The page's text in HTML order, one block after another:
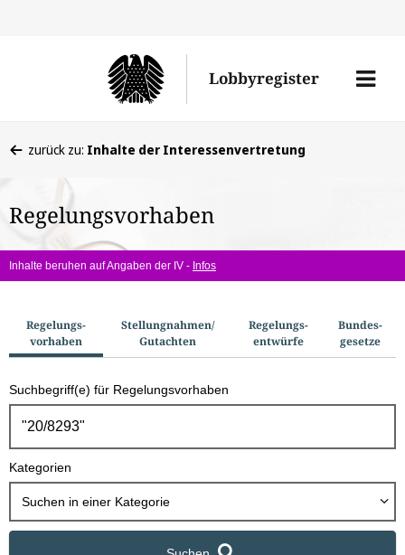
den
Lobbyregister
Menü
befinden
hier:
zurück zu: Inhalte der Interessenvertretung
Regelungsvorhaben
Inhalte beruhen auf Angaben der IV - Infos
u
c
h
o
Regelungs­
vorhaben
Stellungnahmen/​
Gutachten
Regelungs­
entwürfe
Bundes­
gesetze
Suchbegriff(e) für Regelungsvorhaben
Kategorien
Suchen in einer Kategorie